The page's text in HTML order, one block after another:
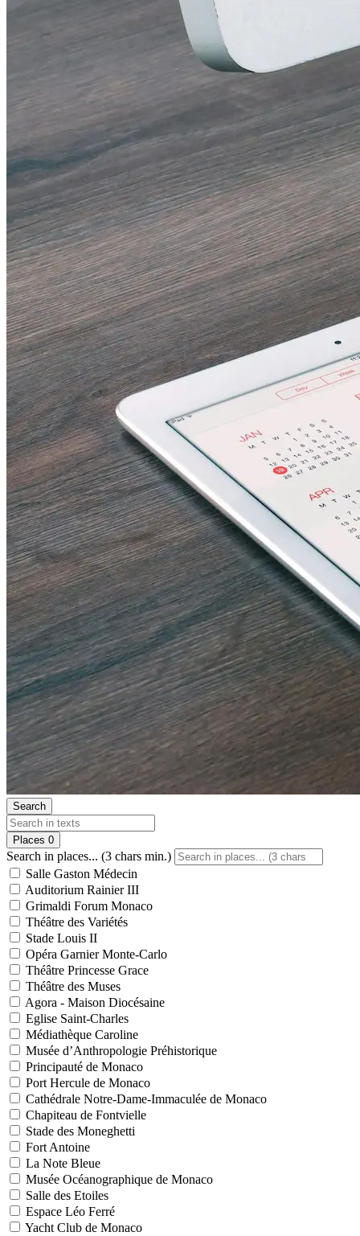
Search
Places 0
Search in places... (3 chars min.)
Salle Gaston Médecin
Auditorium Rainier III
Grimaldi Forum Monaco
Théâtre des Variétés
Stade Louis II
Opéra Garnier Monte-Carlo
Théâtre Princesse Grace
Théâtre des Muses
Agora - Maison Diocésaine
Eglise Saint-Charles
Médiathèque Caroline
Musée d’Anthropologie Préhistorique
Principauté de Monaco
Port Hercule de Monaco
Cathédrale Notre-Dame-Immaculée de Monaco
Chapiteau de Fontvielle
Stade des Moneghetti
Fort Antoine
La Note Bleue
Musée Océanographique de Monaco
Salle des Etoiles
Espace Léo Ferré
Yacht Club de Monaco